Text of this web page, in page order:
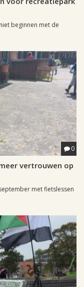
beginnen met de
0
vertrouwen op
met fietslessen